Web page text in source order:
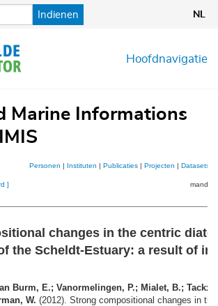
Indienen NL
Hoofdnavigatie
Marine Informations
Personen | Instituten | Publicaties| Projecten | Datasets
] mandje
changes in the centric
the Scheldt-Estuary: a result of
Burm, E.; Vanormelingen, P.; Mialet, B.; Tackx,
W. (2012). Strong compositional changes in